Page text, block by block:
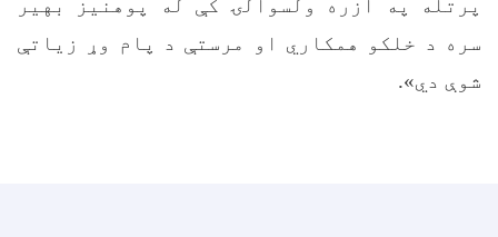
پرتله په ازره ولسوالۍ کې له پوهنیز بهیر
سره د خلکو همکاري او مرستې د پام وړ زیاتې
شوې دي».